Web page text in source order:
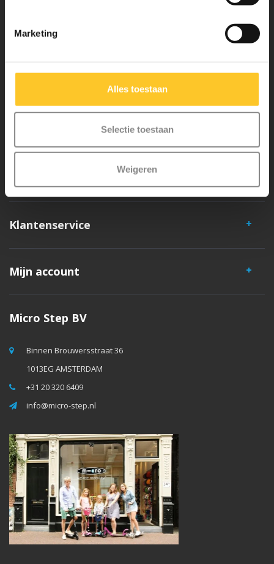
Marketing
Alles toestaan
Selectie toestaan
Weigeren
iconische 3-wielige step. Al onze steps worden met veel aandacht en
liefde in Zwitserland ontwikkeld. Ze zijn uitgebreid getest op
veiligheid en zeer duurzaam. Elk onderdeel is los te vervangen. Je
hebt jarenlang plezier van een Micro step!
Klantenservice
Mijn account
Micro Step BV
Binnen Brouwersstraat 36
1013EG AMSTERDAM
+31 20 320 6409
info@micro-step.nl